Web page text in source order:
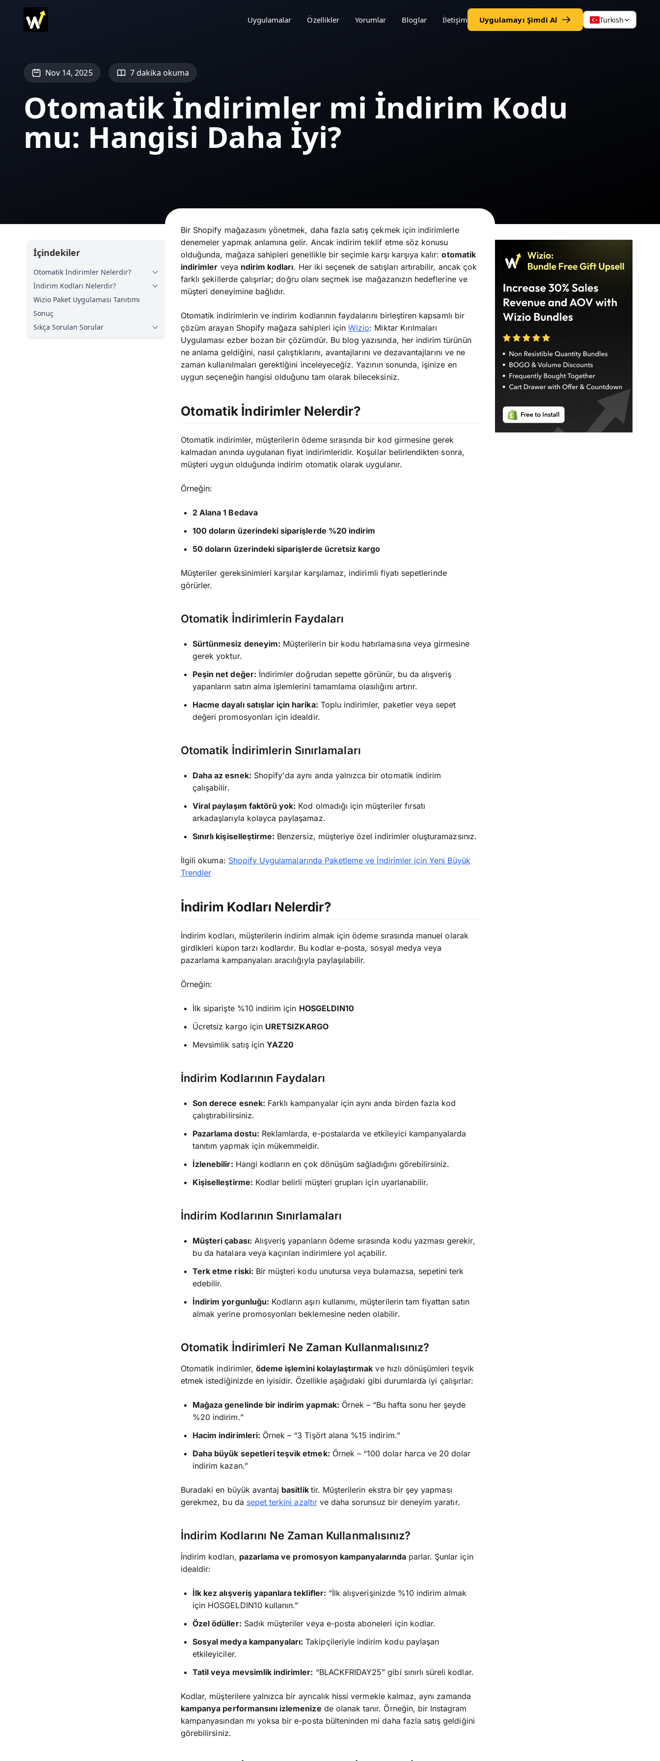
Uygulamalar Özellikler Yorumlar Bloglar İletişim Uygulamayı Şimdi Al Turkish
Nov 14, 2025 7 dakika okuma
Otomatik İndirimler mi İndirim Kodu
mu: Hangisi Daha İyi?
İçindekiler
Otomatik İndirimler Nelerdir?
İndirim Kodları Nelerdir?
Wizio Paket Uygulaması Tanıtımı
Sonuç
Sıkça Sorulan Sorular
Bir Shopify mağazasını yönetmek, daha fazla satış çekmek için indirimlerle
denemeler yapmak anlamına gelir. Ancak indirim teklif etme söz konusu
olduğunda, mağaza sahipleri genellikle bir seçimle karşı karşıya kalır:otomatik
indirimler veya ndirim kodları. Her iki seçenek de satışları artırabilir, ancak çok
farklı şekillerde çalışırlar; doğru olanı seçmek ise mağazanızın hedeflerine ve
müşteri deneyimine bağlıdır.
Otomatik indirimlerin ve indirim kodlarının faydalarını birleştiren kapsamlı bir
çözüm arayan Shopify mağaza sahipleri içinWizio: Miktar Kırılmaları
Uygulaması ezber bozan bir çözümdür. Bu blog yazısında, her indirim türünün
ne anlama geldiğini, nasıl çalıştıklarını, avantajlarını ve dezavantajlarını ve ne
zaman kullanılmaları gerektiğini inceleyeceğiz. Yazının sonunda, işinize en
uygun seçeneğin hangisi olduğunu tam olarak bileceksiniz.
Otomatik İndirimler Nelerdir?
Otomatik indirimler, müşterilerin ödeme sırasında bir kod girmesine gerek
kalmadan anında uygulanan fiyat indirimleridir. Koşullar belirlendikten sonra,
müşteri uygun olduğunda indirim otomatik olarak uygulanır.
Örneğin:
2 Alana 1 Bedava
100 doların üzerindeki siparişlerde %20 indirim
50 doların üzerindeki siparişlerde ücretsiz kargo
Müşteriler gereksinimleri karşılar karşılamaz, indirimli fiyatı sepetlerinde
görürler.
Otomatik İndirimlerin Faydaları
Sürtünmesiz deneyim: Müşterilerin bir kodu hatırlamasına veya girmesine
gerek yoktur.
Peşin net değer: İndirimler doğrudan sepette görünür, bu da alışveriş
yapanların satın alma işlemlerini tamamlama olasılığını artırır.
Hacme dayalı satışlar için harika: Toplu indirimler, paketler veya sepet
değeri promosyonları için idealdir.
Otomatik İndirimlerin Sınırlamaları
Daha az esnek: Shopify'da aynı anda yalnızca bir otomatik indirim
çalışabilir.
Viral paylaşım faktörü yok: Kod olmadığı için müşteriler fırsatı
arkadaşlarıyla kolayca paylaşamaz.
Sınırlı kişiselleştirme: Benzersiz, müşteriye özel indirimler oluşturamazsınız.
İlgili okuma: Shopify Uygulamalarında Paketleme ve İndirimler için Yeni Büyük
Trendler
İndirim Kodları Nelerdir?
İndirim kodları, müşterilerin indirim almak için ödeme sırasında manuel olarak
girdikleri kupon tarzı kodlardır. Bu kodlar e-posta, sosyal medya veya
pazarlama kampanyaları aracılığıyla paylaşılabilir.
Örneğin:
İlk siparişte %10 indirim için HOSGELDIN10
Ücretsiz kargo için URETSIZKARGO
Mevsimlik satış içinYAZ20
İndirim Kodlarının Faydaları
Son derece esnek: Farklı kampanyalar için aynı anda birden fazla kod
çalıştırabilirsiniz.
Pazarlama dostu: Reklamlarda, e-postalarda ve etkileyici kampanyalarda
tanıtım yapmak için mükemmeldir.
İzlenebilir: Hangi kodların en çok dönüşüm sağladığını görebilirsiniz.
Kişiselleştirme: Kodlar belirli müşteri grupları için uyarlanabilir.
İndirim Kodlarının Sınırlamaları
Müşteri çabası: Alışveriş yapanların ödeme sırasında kodu yazması gerekir,
bu da hatalara veya kaçırılan indirimlere yol açabilir.
Terk etme riski: Bir müşteri kodu unutursa veya bulamazsa, sepetini terk
edebilir.
İndirim yorgunluğu: Kodların aşırı kullanımı, müşterilerin tam fiyattan satın
almak yerine promosyonları beklemesine neden olabilir.
Otomatik İndirimleri Ne Zaman Kullanmalısınız?
Otomatik indirimler,ödeme işlemini kolaylaştırmak ve hızlı dönüşümleri teşvik
etmek istediğinizde en iyisidir. Özellikle aşağıdaki gibi durumlarda iyi çalışırlar:
Mağaza genelinde bir indirim yapmak: Örnek – “Bu hafta sonu her şeyde
%20 indirim.”
Hacim indirimleri: Örnek – “3 Tişört alana %15 indirim.”
Daha büyük sepetleri teşvik etmek: Örnek – “100 dolar harca ve 20 dolar
indirim kazan.”
Buradaki en büyük avantaj basitlik tir. Müşterilerin ekstra bir şey yapması
gerekmez, bu da sepet terkini azaltırve daha sorunsuz bir deneyim yaratır.
İndirim Kodlarını Ne Zaman Kullanmalısınız?
İndirim kodları, pazarlama ve promosyon kampanyalarındaparlar. Şunlar için
idealdir:
İlk kez alışveriş yapanlara teklifler: “İlk alışverişinizde %10 indirim almak
için HOSGELDIN10 kullanın.”
Özel ödüller: Sadık müşteriler veya e-posta aboneleri için kodlar.
Sosyal medya kampanyaları: Takipçileriyle indirim kodu paylaşan
etkileyiciler.
Tatil veya mevsimlik indirimler: “BLACKFRIDAY25” gibi sınırlı süreli kodlar.
Kodlar, müşterilere yalnızca bir ayrıcalık hissi vermekle kalmaz, aynı zamanda
kampanya performansını izlemenize de olanak tanır. Örneğin, bir Instagram
kampanyasından mı yoksa bir e-posta bülteninden mi daha fazla satış geldiğini
görebilirsiniz.